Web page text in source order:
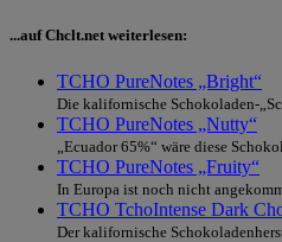
...auf Chclt.net weiterlesen:
TCHO PureNotes „Bright“
Die kalifornische Schokoladen-
TCHO PureNotes „Nutty“
„Ecuador 65%“ wäre diese
TCHO PureNotes „Fruity“
In Europa ist noch nicht
TCHO TchoIntense Dark
Der kalifornische